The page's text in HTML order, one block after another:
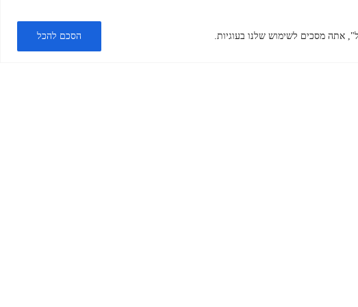
אתה מסכים לשימוש שלנו בעוגיות. הסכם להכלנמצאים